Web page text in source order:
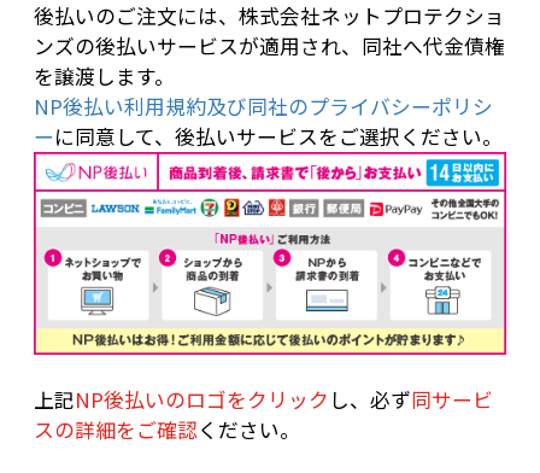
後払いのご注文には、株式会社ネットプロテクショ
ンズの後払いサービスが適用され、同社へ代金債権
を譲渡します。
NP後払い利用規約及び同社のプライバシーポリシ
ーに同意して、後払いサービスをご選択ください。
上記NP後払いのロゴをクリック し、必ず同サービ
スの詳細をご確認ください。